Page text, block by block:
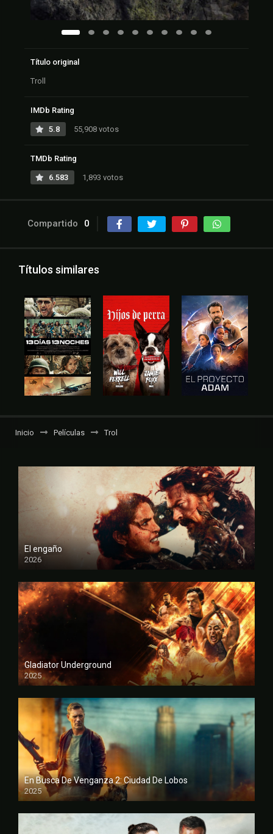
Título original
Troll
IMDb Rating
5.8 55,908 votos
TMDb Rating
6.583 1,893 votos
Compartido 0
Títulos similares
Inicio Películas Trol
El engaño
2026
FULL HD
Gladiator Underground
2025
FULL HD
En Busca De Venganza 2: Ciudad De Lobos
2025
FULL HD